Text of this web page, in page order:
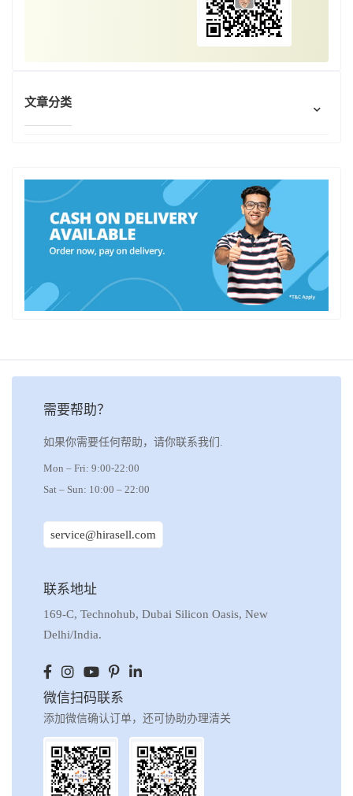
文章分类
需要帮助？
如果你需要任何帮助，请你联系我们.
Mon – Fri: 9:00-22:00
Sat – Sun: 10:00 – 22:00
service@hirasell.com
联系地址
169-C, Technohub, Dubai Silicon Oasis, New
Delhi/India.
微信扫码联系
添加微信确认订单，还可协助办理清关